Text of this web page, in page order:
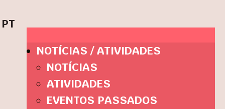
NOTÍCIAS / ATIVIDADES
NOTÍCIAS
ATIVIDADES
EVENTOS PASSADOS
PT